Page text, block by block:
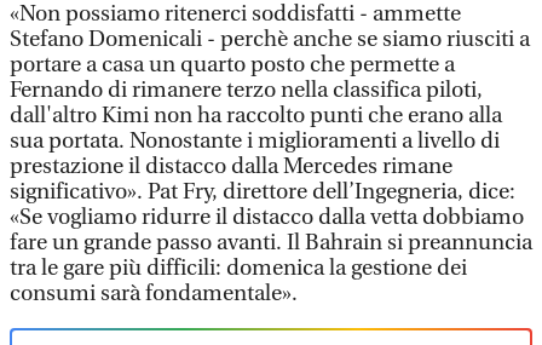
«Non possiamo ritenerci soddisfatti - ammette
Stefano Domenicali - perchè anche se siamo riusciti a
portare a casa un quarto posto che permette a
Fernando di rimanere terzo nella classifica piloti,
dall'altro Kimi non ha raccolto punti che erano alla
sua portata. Nonostante i miglioramenti a livello di
prestazione il distacco dalla Mercedes rimane
significativo». Pat Fry, direttore dell’Ingegneria, dice:
«Se vogliamo ridurre il distacco dalla vetta dobbiamo
fare un grande passo avanti. Il Bahrain si preannuncia
tra le gare più difficili: domenica la gestione dei
consumi sarà fondamentale».